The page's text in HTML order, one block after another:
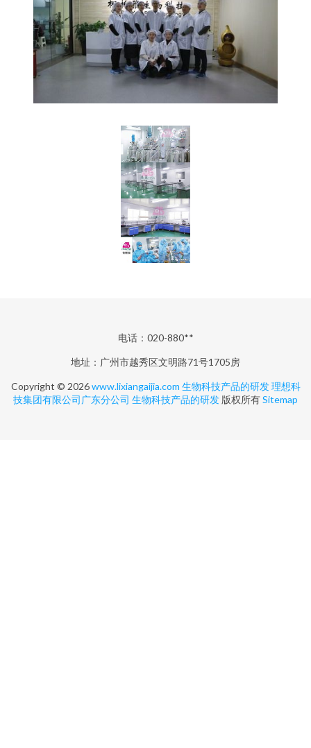
电话：020-880**
地址：广州市越秀区文明路71号1705房
Copyright © 2026www.lixiangaijia.com 生物科技产品的研发 理想科
技集团有限公司广东分公司 生物科技产品的研发 版权所有Sitemap